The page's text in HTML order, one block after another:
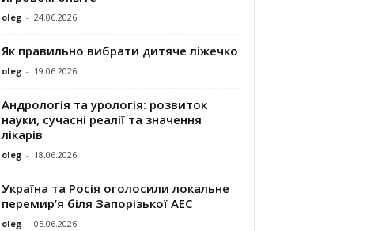
oleg - 24.06.2026
Як правильно вибрати дитяче ліжечко
oleg - 19.06.2026
Андрологія та урологія: розвиток
науки, сучасні реалії та значення
лікарів
oleg - 18.06.2026
Україна та Росія оголосили локальне
перемир’я біля Запорізької АЕС
oleg - 05.06.2026